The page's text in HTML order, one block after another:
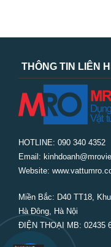
THÔNG TIN LIÊN
HOTLINE: 090 340 4352
Email:
Website:
Miền Bắc: D40 TT18,
Hà Đông, Hà Nội
ĐIỆN THOẠI MB: 02435